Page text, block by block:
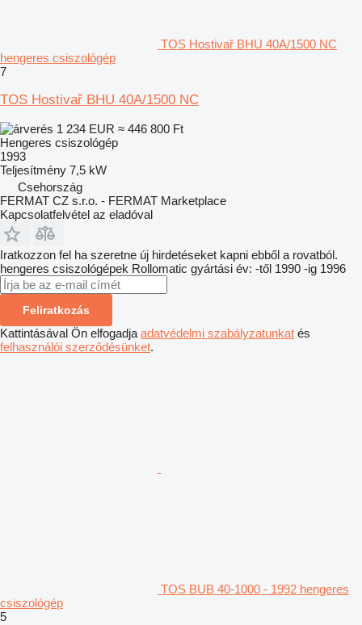
TOS Hostivař BHU 40A/1500 NC
hengeres csiszológép
7
TOS Hostivař BHU 40A/1500 NC
1 234 EUR ≈ 446 800 Ft
Hengeres csiszológép
1993
Teljesítmény 7,5 kW
Csehország
FERMAT CZ s.r.o. - FERMAT Marketplace
Kapcsolatfelvétel az eladóval
Iratkozzon fel ha szeretne új hirdetéseket kapni ebből a rovatból.
hengeres csiszológépek Rollomatic gyártási év: -től 1990 -ig 1996
Feliratkozás
Kattintásával Ön elfogadja adatvédelmi szabályzatunkat és
felhasználói szerződésünket.
TOS BUB 40-1000 - 1992 hengeres
csiszológép
5